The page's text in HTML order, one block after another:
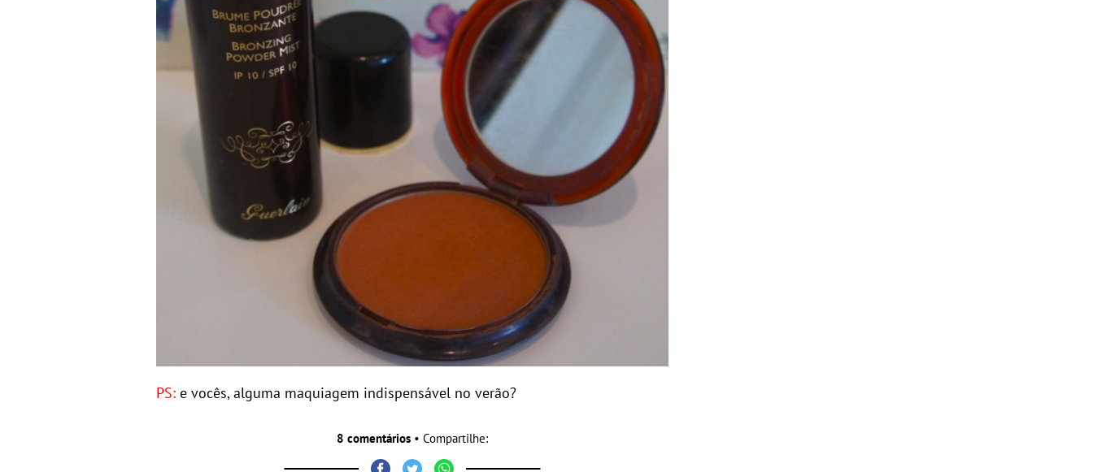
PS: e vocês, alguma maquiagem indispensável no verão?
8 comentários • Compartilhe: